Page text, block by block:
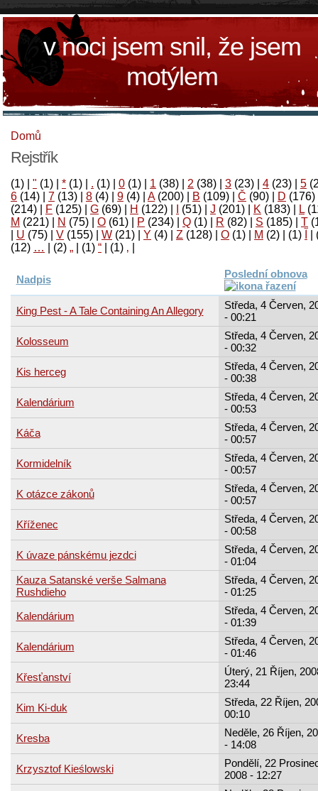
v noci jsem snil, že jsem
motýlem
Domů
Rejstřík
(1) " (1) * (1) . (1) 0 (1) 1 (38) 2 (38) 3 (23) 4 (23) 5
6 (14) 7 (13) 8 (4) 9 (4) A(200) B (109) Č (90) D (176)
(214)
F (125) G (69) H (122) (51) J (201) K (183) L
M (221) N (75) O (61) P (234) Q (1) R (82) S (185) T
U (75) V (155) W (21) Y (4) Z (128) Ο (1) М (2)
(1)
‚
(1)
“
(1)
„
(2)
…
(12)
Nadpis Poslední obnova
King Pest - A Tale Containing An Allegory
Středa, 4 Červen,
- 00:21
Kolosseum
Středa, 4 Červen,
- 00:32
Kis herceg
Středa, 4 Červen,
- 00:38
Kalendárium
Středa, 4 Červen,
- 00:53
Káča
Středa, 4 Červen,
- 00:57
Kormidelník
Středa, 4 Červen,
- 00:57
K otázce zákonů
Středa, 4 Červen,
- 00:57
Kříženec
Středa, 4 Červen,
- 00:58
K úvaze pánskému jezdci
Středa, 4 Červen,
- 01:04
Kauza Satanské verše Salmana
Rushdieho
Středa, 4 Červen,
- 01:25
Kalendárium
Středa, 4 Červen,
- 01:39
Kalendárium
Středa, 4 Červen,
- 01:46
Křesťanství
Úterý, 21 Říjen,
23:44
Kim Ki-duk
Středa, 22 Říjen,
00:10
Kresba
Neděle, 26 Říjen,
- 14:08
Krzysztof Kieślowski
Pondělí, 22
2008 - 12:27